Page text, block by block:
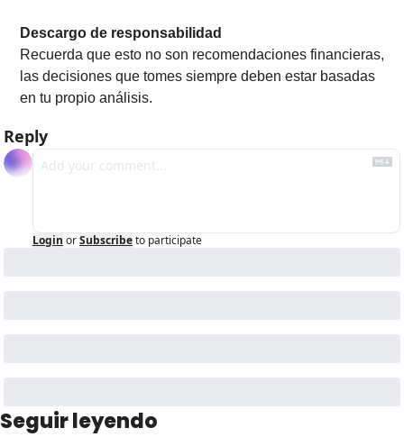
Descargo de responsabilidad
Recuerda que esto no son recomendaciones financieras,
las decisiones que tomes siempre deben estar basadas
en tu propio análisis.
Reply
Login orSubscribeto participate
Seguir leyendo